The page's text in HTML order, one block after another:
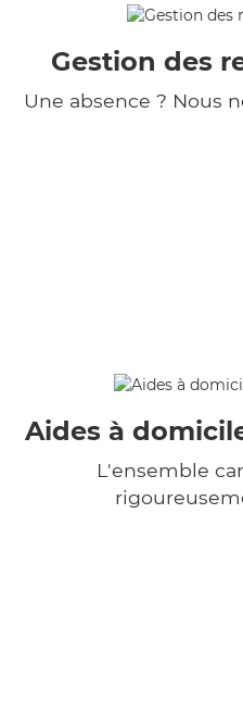
Gestion des
Une absence ? Nous
Aides à
L'ensemble